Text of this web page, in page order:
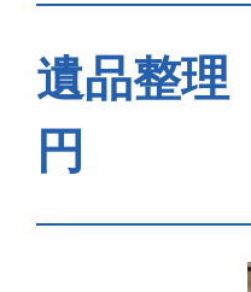
遺品整
円